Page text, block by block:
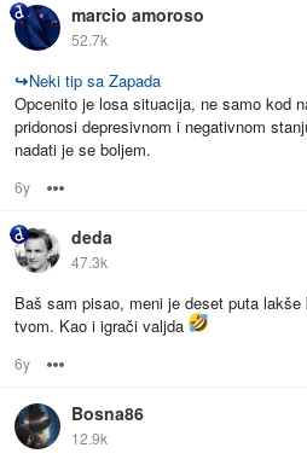
marcio amoroso
52.7k
↪Neki tip sa Zapada
Opcenito je losa situacija, ne samo kod
pridonosi depresivnom i negativnom
nadati je se boljem.
6y
deda
47.3k
Baš sam pisao, meni je deset puta
tvom. Kao i igrači valjda
6y
Bosna86
12.9k